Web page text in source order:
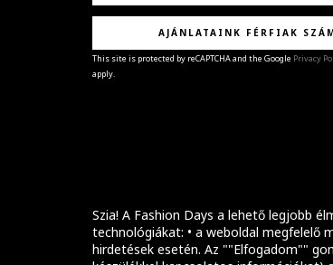
Szia! A Fashion Days a lehető legjobb
technológiákat: • a weboldal megfelelő
hirdetések esetén. Az ""Elfogadom""
AJÁNLATAINK FÉRFIAK
This site is protected by reCAPTCHA and the Google Privacy
apply.